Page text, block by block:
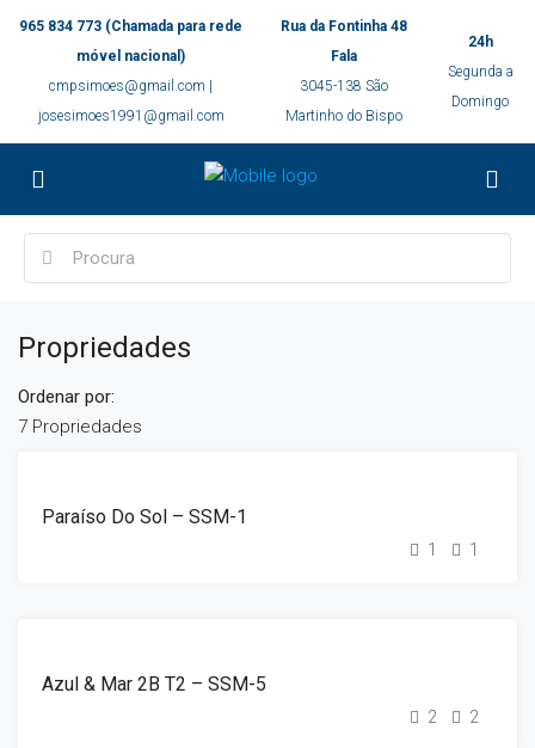
965 834 773 (Chamada para rede
móvel nacional)
cmpsimoes@gmail.com |
josesimoes1991@gmail.com
Rua da Fontinha 48
Fala
3045-138 São
Martinho do Bispo
24h
Segunda a
Domingo
Propriedades
7 Propriedades
Ordenar por:
Paraíso Do Sol – SSM-1
1 1
Azul & Mar 2B T2 – SSM-5
2 2